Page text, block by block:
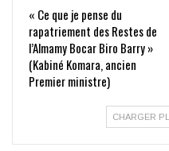
« Ce que je pense du
rapatriement des Restes de
l’Almamy Bocar Biro Barry »
(Kabiné Komara, ancien
Premier ministre)
CHARGER